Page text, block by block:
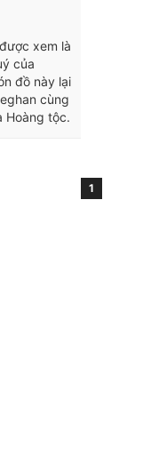
xem là
của
đồ này lại
cùng
Hoàng tộc.
1